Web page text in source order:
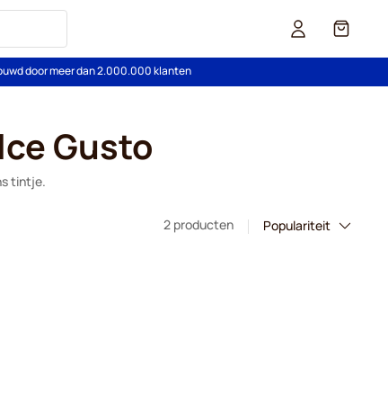
Cart
door meer dan 2.000.000 klanten
Gusto
tintje.
2 producten